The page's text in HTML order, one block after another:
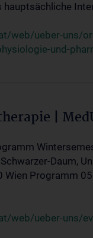
web/ueber-uns/
und-
|
Daum,
Wien Programm
web/ueber-uns/